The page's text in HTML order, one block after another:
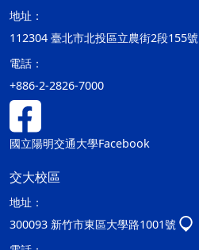
地址：
112304 臺北市北投區立農街2段155號
電話：
+886-2-2826-7000
國立陽明交通大學Facebook
交大校區
地址：
300093 新竹市東區大學路1001號